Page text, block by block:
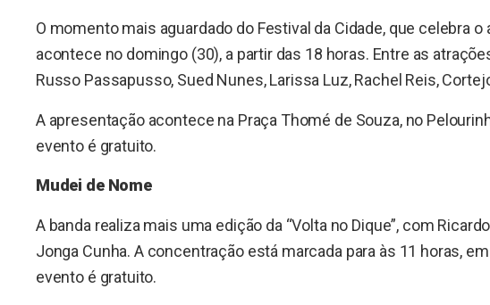
O momento mais aguardado do Festival da Cidade, que celebra o
acontece no domingo (30), a partir das 18 horas. Entre as
Russo Passapusso, Sued Nunes, Larissa Luz, Rachel Reis,
A apresentação acontece na Praça Thomé de Souza, no
evento é gratuito.
Mudei de Nome
A banda realiza mais uma edição da “Volta no Dique”, com
Jonga Cunha. A concentração está marcada para às 11 horas,
evento é gratuito.